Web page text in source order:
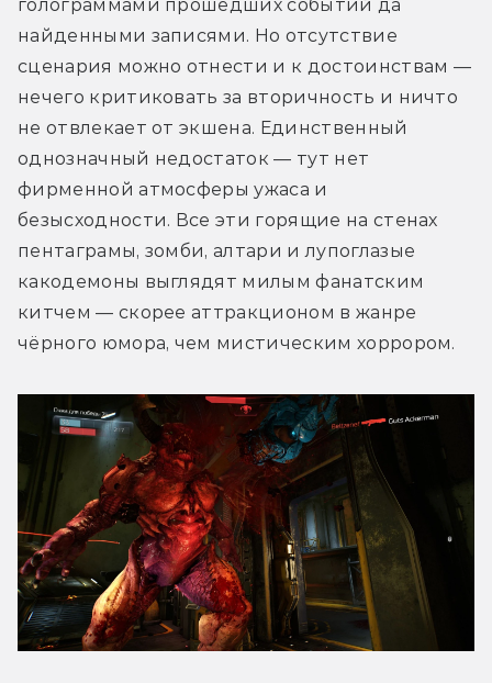
голограммами прошедших событий да
найденными записями. Но отсутствие
сценария можно отнести и к достоинствам —
нечего критиковать за вторичность и ничто
не отвлекает от экшена. Единственный
однозначный недостаток — тут нет
фирменной атмосферы ужаса и
безысходности. Все эти горящие на стенах
пентаграмы, зомби, алтари и лупоглазые
какодемоны выглядят милым фанатским
китчем — скорее аттракционом в жанре
чёрного юмора, чем мистическим хоррором.